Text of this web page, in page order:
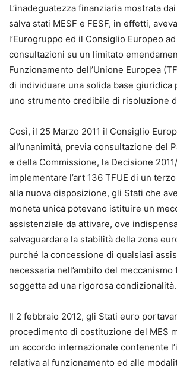
L’inadeguatezza finanziaria mostrata
salva stati MESF e FESF, in effetti,
l’Eurogruppo ed il Consiglio Europeo
consultazioni su un limitato
Funzionamento dell’Unione Europea
di individuare una solida base giuridica
uno strumento credibile di risoluzione
Così, il 25 Marzo 2011 il Consiglio
all’unanimità, previa consultazione del
e della Commissione, la Decisione
implementare l’art 136 TFUE di un
alla nuova disposizione, gli Stati che
moneta unica potevano istituire un
assistenziale da attivare, ove
salvaguardare la stabilità della zona
purché la concessione di qualsiasi
necessaria nell’ambito del meccanismo
soggetta ad una rigorosa condizionalità.
Il 2 febbraio 2012, gli Stati euro
procedimento di costituzione del MES
un accordo internazionale contenente
relativa al funzionamento ed alle